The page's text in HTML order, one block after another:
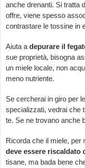
anche drenanti. Si tratta
offre, viene spesso
contrastare le tossine in
Aiuta adepurare il
sue proprietà, bisogna
un miele locale, non
meno nutriente.
Se cercherai in giro per
specializzati, vedrai che
te. Se ne trovano anche
Ricorda che il miele, per
deve essere riscaldato
tisane, ma bada bene